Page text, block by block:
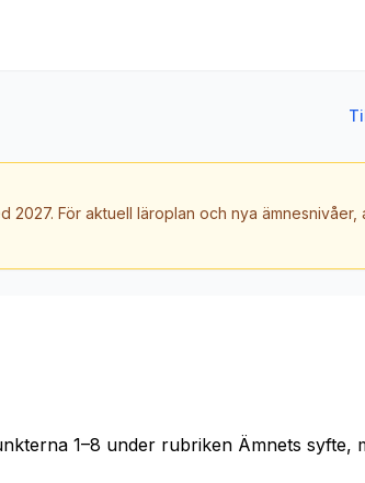
2027. För aktuell läroplan och nya ämnesnivåer,
1–8 under rubriken Ämnets syfte,